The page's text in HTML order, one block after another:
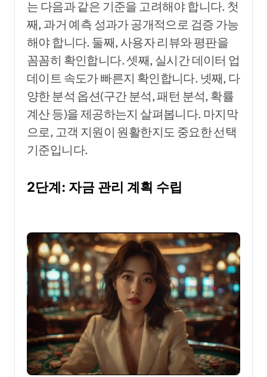
는 다음과 같은 기준을 고려해야 합니다. 첫
째, 과거 예측 성과가 공개적으로 검증 가능
해야 합니다. 둘째, 사용자 리뷰와 평판을
꼼꼼히 확인합니다. 셋째, 실시간 데이터 업
데이트 속도가 빠른지 확인합니다. 넷째, 다
양한 분석 옵션(구간 분석, 패턴 분석, 확률
계산 등)을 제공하는지 살펴봅니다. 마지막
으로, 고객 지원이 원활한지도 중요한 선택
기준입니다.
2단계: 자금 관리 계획 수립